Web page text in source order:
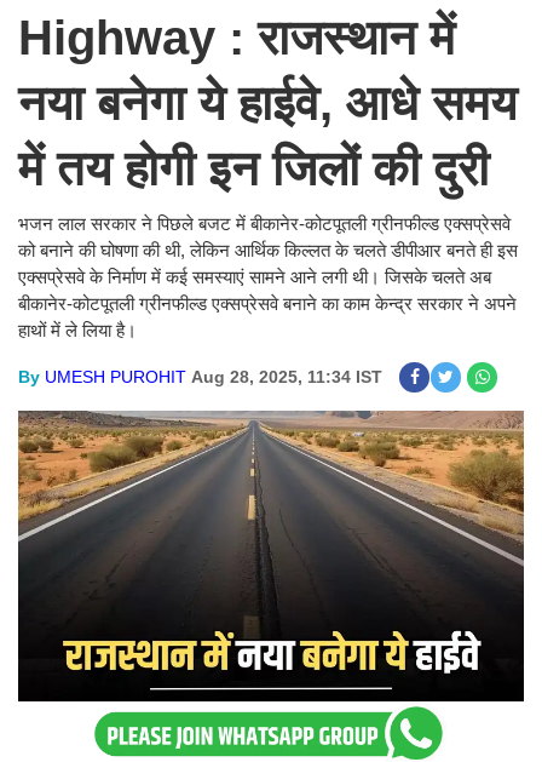
Highway : राजस्थान में
नया बनेगा ये हाईवे, आधे समय
में तय होगी इन जिलों की दुरी
भजन लाल सरकार ने पिछले बजट में बीकानेर-कोटपूतली ग्रीनफील्ड एक्सप्रेसवे
को बनाने की घोषणा की थी, लेकिन आर्थिक किल्लत के चलते डीपीआर बनते ही इस
एक्सप्रेसवे के निर्माण में कई समस्याएं सामने आने लगी थी। जिसके चलते अब
बीकानेर-कोटपूतली ग्रीनफील्ड एक्सप्रेसवे बनाने का काम केन्द्र सरकार ने अपने
हाथों में ले लिया है।
By UMESH PUROHIT Aug 28, 2025, 11:34 IST